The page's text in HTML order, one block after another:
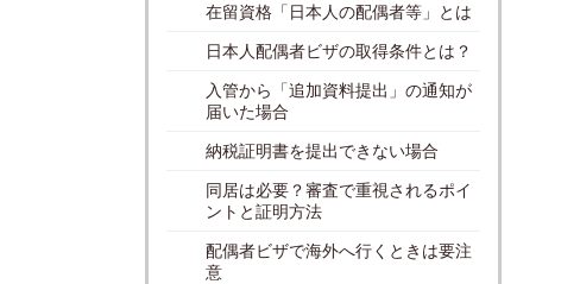
在留資格「日本人の配偶者等」とは
日本人配偶者ビザの取得条件とは？
入管から「追加資料提出」の通知が
届いた場合
納税証明書を提出できない場合
同居は必要？審査で重視されるポイ
ントと証明方法
配偶者ビザで海外へ行くときは要注
意